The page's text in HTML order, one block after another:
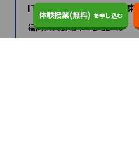
ITTO個別指導学院 大野東校
福岡県大野城市中2-12-40
体験授業(無料) を申し込む